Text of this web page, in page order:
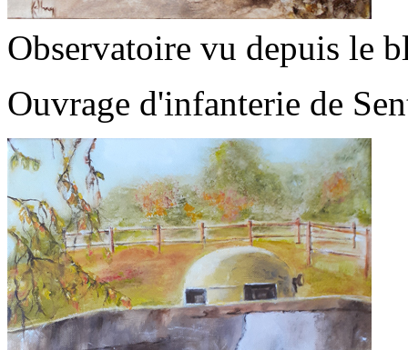
Observatoire vu depuis le
Ouvrage d'infanterie de